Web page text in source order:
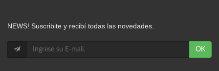
NEWS! Suscribite y recibí todas las novedades.
OK